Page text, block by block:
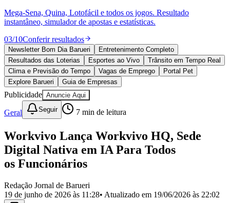
Política
Esportes
Saúde
Segurança
Cultura
Meio Ambiente
Obras
Educação
Bairros de Barueri
Selecione sua regiãoPara notícias da sua região
AldeiaAldeia da SerraAldeia de Barueri
Jubran BelvalBethavilleBoa
RegiãoCotiaCruz PretaEngenho Novo
MilitarItapeviJandira Jardim AudirJardim BelvalJardim
Mega-Sena, Quina, Lotofácil e todos os jogos. Resultado
instantâneo, simulador de apostas e estatísticas.
03/10Conferir resultados
Newsletter Bom Dia Barueri
Entretenimento Completo
Resultados das Loterias
Esportes ao Vivo
Trânsito em Tempo Real
Clima e Previsão do Tempo
Vagas de Emprego
Portal Pet
Explore Barueri
Guia de Empresas
Publicidade Anuncie Aqui
Geral Seguir 7 min de leitura
Workvivo Lança Workvivo HQ, Sede
Digital Nativa em IA Para Todos
os Funcionários
Redação Jornal de Barueri
19 de junho de 2026 às 11:28• Atualizado em 19/06/2026 às 22:02